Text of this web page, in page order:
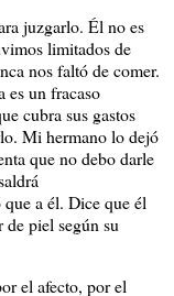
juzgarlo. Él no es
limitados de
nos faltó de comer.
es un fracaso
cubra sus gastos
Mi hermano lo dejó
que no debo darle
a él. Dice que él
piel según su
el afecto, por el